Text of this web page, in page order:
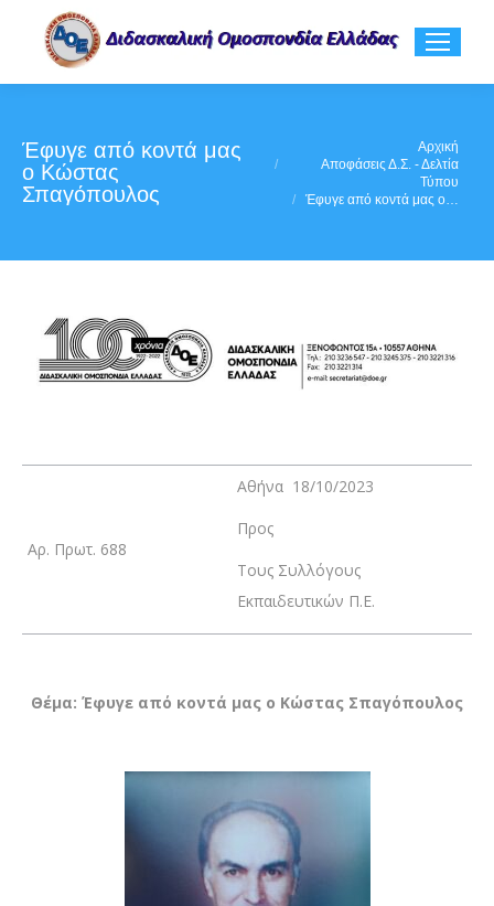
Έφυγε από κοντά μας
ο Κώστας
Σπαγόπουλος
Αρχική
Αποφάσεις Δ.Σ. - Δελτία
Τύπου
Έφυγε από κοντά μας ο…
Αρ. Πρωτ. 688
Αθήνα 18/10/2023
Προς
Τους Συλλόγους
Εκπαιδευτικών Π.Ε.
Θέμα: Έφυγε από κοντά μας ο Κώστας Σπαγόπουλος